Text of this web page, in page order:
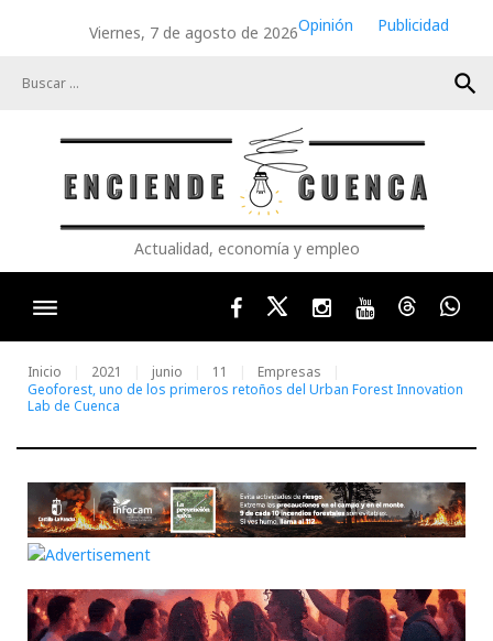
Viernes, 7 de agosto de 2026Opinión
Publicidad
search
Actualidad, economía y empleo
FacebookTwitterInstagram
YoutubeThreads
Inicio 2021 junio 11
Empresas
Geoforest, uno de los primeros retoños del Urban Forest Innovation
Lab de Cuenca